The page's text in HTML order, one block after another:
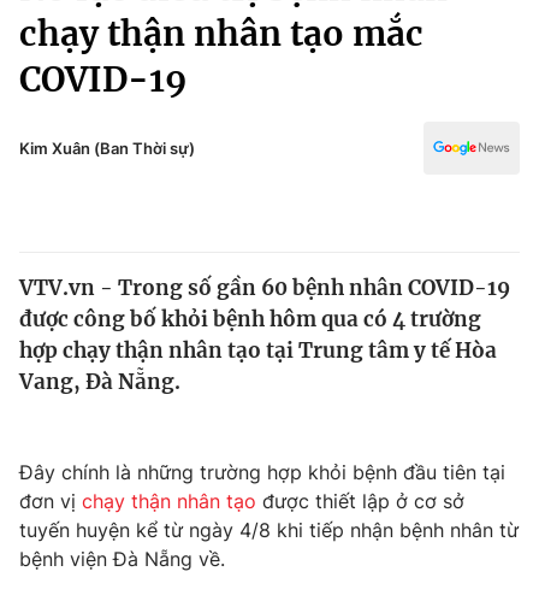
Chuyên mục
Chính trị
Thế giới
Tin tức
Câu chuyện quốc tế
Kinh tế
Thị trường
Góc doanh nghiệp
Dữ liệu và đời sống
Truyền hình
Kinh tế
Thể thao
Truyền hình
Văn hóa - Giải trí
chạy thận nhân tạo mắc
COVID-19
Kim Xuân (Ban Thời sự)
VTV.vn - Trong số gần 60 bệnh nhân COVID-19
được công bố khỏi bệnh hôm qua có 4 trường
hợp chạy thận nhân tạo tại Trung tâm y tế Hòa
Vang, Đà Nẵng.
Đây chính là những trường hợp khỏi bệnh đầu tiên tại
đơn vị chạy thận nhân tạo được thiết lập ở cơ sở
tuyến huyện kể từ ngày 4/8 khi tiếp nhận bệnh nhân từ
bệnh viện Đà Nẵng về.